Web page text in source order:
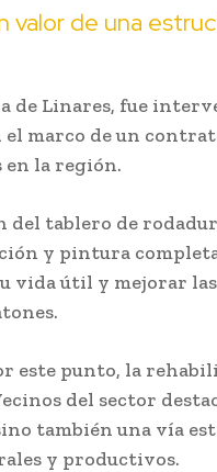
valor de una
de Linares, fue
marco de un
en la región.
del tablero de
y pintura
vida útil y mejorar
este punto, la
del sector
también una vía
y productivos.